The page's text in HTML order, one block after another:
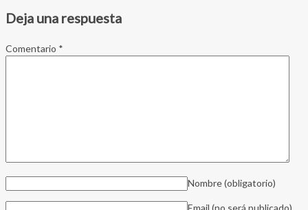
Deja una respuesta
Comentario *
Nombre(obligatorio)
Email (no será publicado)